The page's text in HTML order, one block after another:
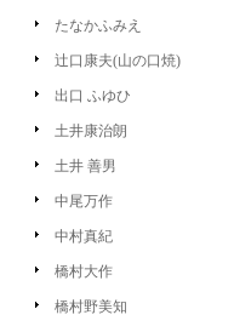
たなかふみえ
辻口康夫(山の口焼)
出口 ふゆひ
土井康治朗
土井 善男
中尾万作
中村真紀
橋村大作
橋村野美知